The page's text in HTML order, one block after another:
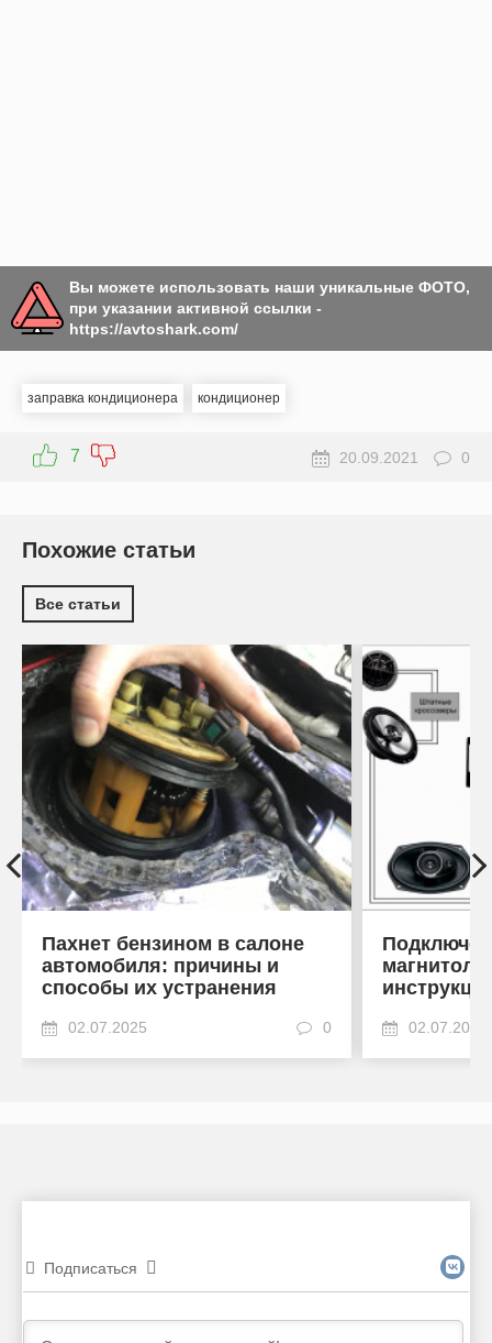
Вы можете использовать наши уникальные ФОТО,
при указании активной ссылки -
https://avtoshark.com/
заправка кондиционера кондиционер
7 20.09.2021 0
Похожие статьи
Все статьи
Пахнет бензином в салоне
автомобиля: причины и
способы их устранения
02.07.2025 0 02.07.2025
Подписаться